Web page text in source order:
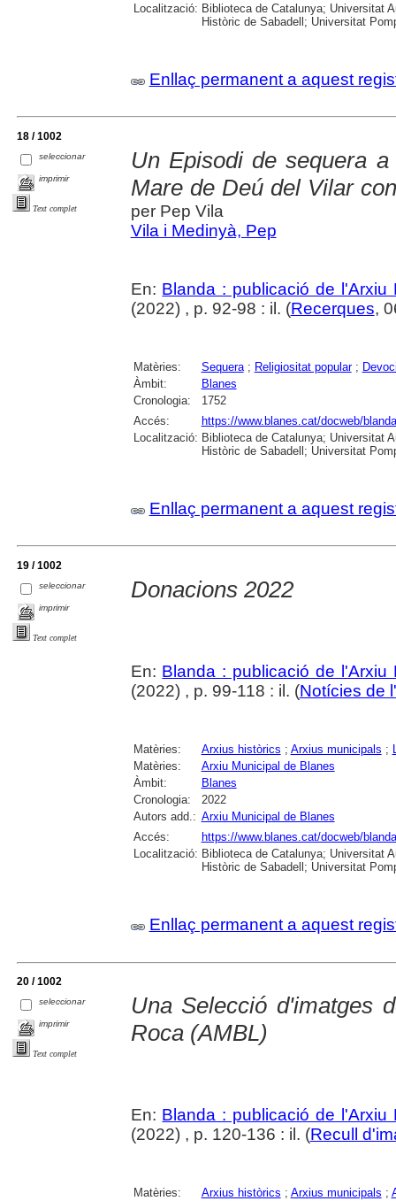
Localització: Biblioteca de Catalunya; Universitat
Històric de Sabadell; Universitat
Enllaç permanent a aquest
18 / 1002
seleccionar
imprimir
Text complet
Un Episodi de sequera
Mare de Deú del Vilar
per Pep Vila
Vila i Medinyà, Pep
En: Blanda : publicació de l'Arxiu
(2022) , p. 92-98 : il. (Recerques,
Matèries: Sequera; Religiositat popular;
Àmbit:
Blanes
Cronologia:
1752
Accés:
https://www.blanes.cat/docweb/
Localització: Biblioteca de Catalunya; Universitat
Històric de Sabadell; Universitat
Enllaç permanent a aquest
19 / 1002
seleccionar
imprimir
Text complet
Donacions 2022
En: Blanda : publicació de l'Arxiu
(2022) , p. 99-118 : il. (Notícies de
Matèries: Arxius històrics ; Arxius municipals ;
Matèries:
Arxiu Municipal de Blanes
Àmbit:
Blanes
Cronologia:
2022
Autors add.: Arxiu Municipal de Blanes
Accés:
https://www.blanes.cat/docweb/
Localització: Biblioteca de Catalunya; Universitat
Històric de Sabadell; Universitat
Enllaç permanent a aquest
20 / 1002
seleccionar
imprimir
Text complet
Una Selecció d'imatges
Roca (AMBL)
En: Blanda : publicació de l'Arxiu
(2022) , p. 120-136 : il. (Recull
Matèries: Arxius històrics ; Arxius municipals ;